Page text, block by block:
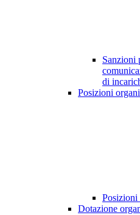
Sanzioni
di
Posizioni
Posizioni
Dotazione